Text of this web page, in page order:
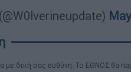
με δική σας ευθύνη. Το ΕΘΝΟΣ θα